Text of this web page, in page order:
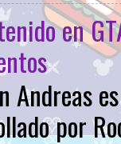
en
Andreas
por